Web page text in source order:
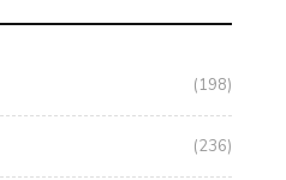
(198)
(236)